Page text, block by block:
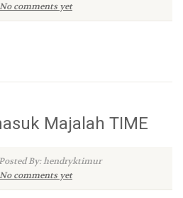
No comments yet
Majalah TIME
Posted By: hendryktimur
No comments yet